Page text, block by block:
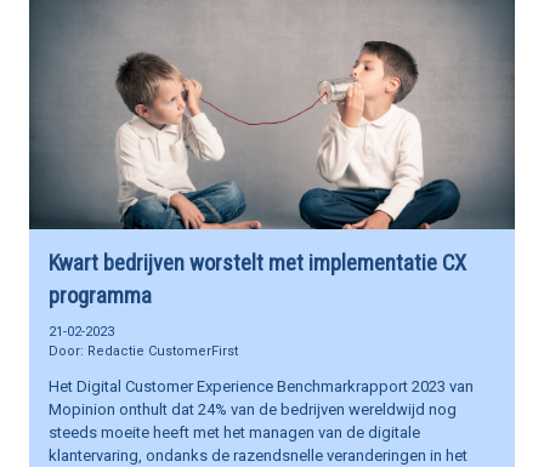
Kwart bedrijven worstelt met implementatie CX
programma
21-02-2023
Redactie CustomerFirst
Het Digital Customer Experience Benchmarkrapport 2023 van
Mopinion onthult dat 24% van de bedrijven wereldwijd nog
steeds moeite heeft met het managen van de digitale
klantervaring, ondanks de razendsnelle veranderingen in het